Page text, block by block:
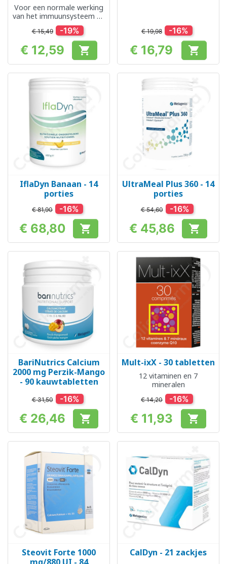
Voor een normale werking
van het immuunsysteem en
psychologische functies
€ 15,49 -19%
Prijs
€ 12,59 
€ 19,98 -16%
Prijs
€ 16,79 
IflaDyn Banaan - 14
porties
€ 81,90 -16%
Prijs
€ 68,80 
UltraMeal Plus 360 - 14
porties
€ 54,60 -16%
Prijs
€ 45,86 
BariNutrics Calcium
2000 mg Perzik-Mango
- 90 kauwtabletten
€ 31,50 -16%
Prijs
€ 26,46 
Mult-ixX - 30 tabletten
12 vitaminen en 7
mineralen
€ 14,20 -16%
Prijs
€ 11,93 
Steovit Forte 1000
CalDyn - 21 zackjes